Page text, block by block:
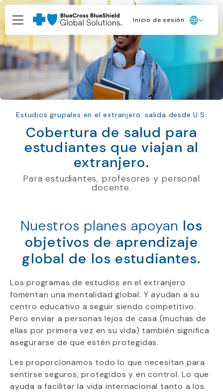
Inicio de sesión
Inicio de sesión
Estudios grupales en el extranjero: salida desde U.S.
Cobertura de salud para
estudiantes que viajan al
extranjero.
Para estudiantes, profesores y personal
docente.
Nuestros planes apoyan los
objetivos de aprendizaje
global de los estudiantes.
Los programas de estudios en el extranjero
fomentan una mentalidad global. Y ayudan a su
centro educativo a seguir siendo competitivo.
Pero enviar a personas lejos de casa (muchas de
ellas por primera vez en su vida) también significa
asegurarse de que estén protegidas.
Les proporcionamos todo lo que necesitan para
sentirse seguros, protegidos y en control. Lo que
ayuda a facilitar la vida internacional tanto a los